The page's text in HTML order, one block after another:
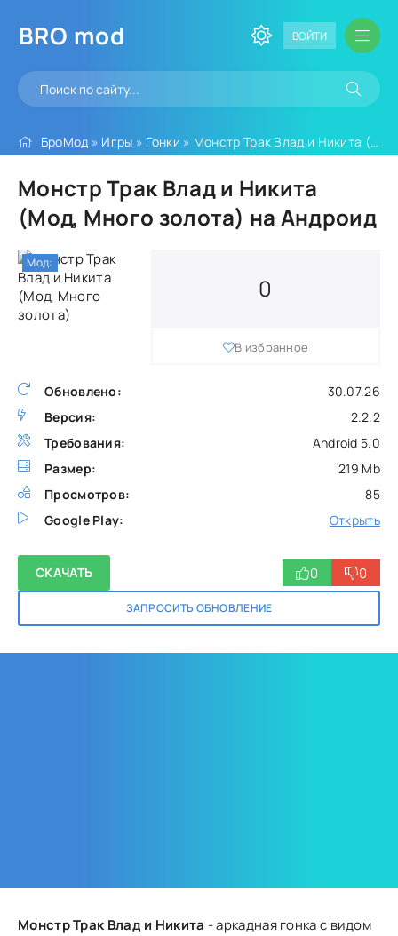
BRO mod ВОЙТИ
БроМод » Игры » Гонки » Монстр Трак Влад и Никита (Мод, Много золота)
Монстр Трак Влад и Никита
(Мод, Много золота) на Андроид
Обновлено:
30.07.26
Версия:
2.2.2
Требования:
Android 5.0
Размер:
219 Mb
Просмотров:
85
Google Play:
Открыть
0
В избранное
СКАЧАТЬ
ЗАПРОСИТЬ ОБНОВЛЕНИЕ
0 0
Мод:
Монстр Трак Влад и Никита - аркадная гонка с видом